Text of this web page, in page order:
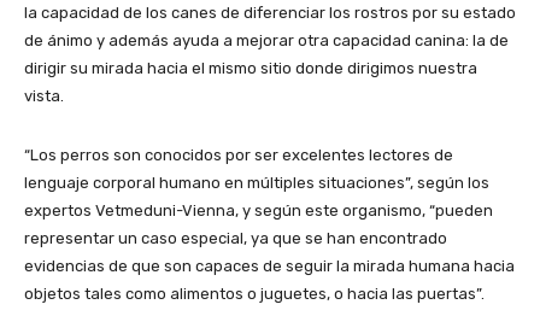
la capacidad de los canes de diferenciar los rostros por su estado
de ánimo y además ayuda a mejorar otra capacidad canina: la de
dirigir su mirada hacia el mismo sitio donde dirigimos nuestra
vista.
“Los perros son conocidos por ser excelentes lectores de
lenguaje corporal humano en múltiples situaciones”, según los
expertos Vetmeduni-Vienna, y según este organismo, “pueden
representar un caso especial, ya que se han encontrado
evidencias de que son capaces de seguir la mirada humana hacia
objetos tales como alimentos o juguetes, o hacia las puertas”.